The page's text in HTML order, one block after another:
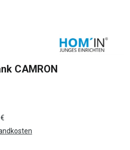
von 5 von 5 Sternen
CAMRON